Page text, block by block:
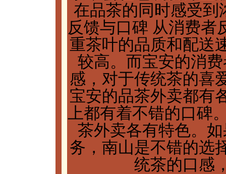
在品茶的同时感受到
反馈与口碑 从消费者
重茶叶的品质和配送
较高。而宝安的消
感，对于传统茶的喜
宝安的品茶外卖都有
上都有着不错的口碑
茶外卖各有特色。
务，南山是不错的选
统茶的口感